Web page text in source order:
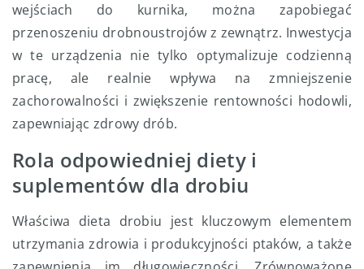
wejściach do kurnika, można zapobiegać
przenoszeniu drobnoustrojów z zewnątrz. Inwestycja
w te urządzenia nie tylko optymalizuje codzienną
pracę, ale realnie wpływa na zmniejszenie
zachorowalności i zwiększenie rentowności hodowli,
zapewniając zdrowy drób.
Rola odpowiedniej diety i
suplementów dla drobiu
Właściwa dieta drobiu jest kluczowym elementem
utrzymania zdrowia i produkcyjności ptaków, a także